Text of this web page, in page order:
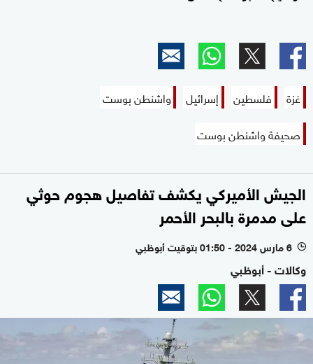
غزة فلسطين إسرائيل
واشنطن بوست
صحيفة واشنطن بوست
الجيش الأميركي يكشف تفاصيل هجوم حوثي
على مدمرة بالبحر الأحمر
l 6 مارس 2024 - 01:50 بتوقيت أبوظبي
وكالات - أبوظبي